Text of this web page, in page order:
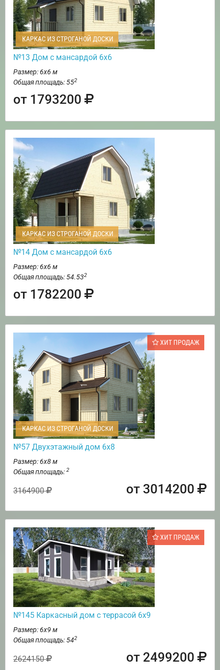
КАРКАС ИЗ СТРОГАНОЙ ДОСКИ
№13 Дом с мансардой 6х6
Размер: 6х6 м
Общая площадь: 552
от 1793200
КАРКАС ИЗ СТРОГАНОЙ ДОСКИ
№14 Дом с мансардой 6х6
Размер: 6х6 м
Общая площадь: 54.532
от 1782200
ХИТ ПРОДАЖ
КАРКАС ИЗ СТРОГАНОЙ ДОСКИ
№57 Двухэтажный дом 6х8
Размер: 6х8 м
Общая площадь: 2
3164900 от 3014200
ХИТ ПРОДАЖ
№145 Каркасный дом с террасой 6х9
Размер: 6х9 м
Общая площадь: 542
2624150 от 2499200